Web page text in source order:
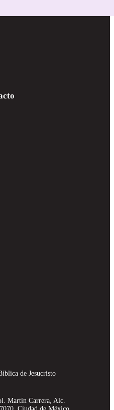
de Jesucristo
Martín Carrera, Alc.